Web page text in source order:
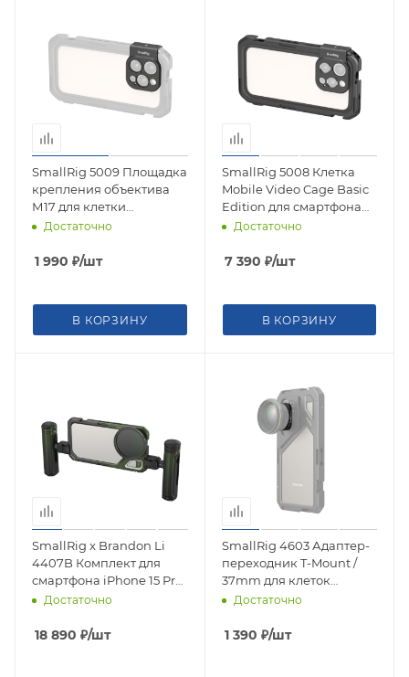
SmallRig 5009 Площадка
крепления объектива
М17 для клетки
смартфона iPhone 16 Pro
Достаточно
1 990 ₽/шт
В КОРЗИНУ
SmallRig 5008 Клетка
Mobile Video Cage Basic
Edition для смартфона
iPhone 16 Pro
Достаточно
7 390 ₽/шт
В КОРЗИНУ
SmallRig x Brandon Li
4407B Комплект для
смартфона iPhone 15 Pro
Max, клетка, боковые
Достаточно
18 890 ₽/шт
SmallRig 4603 Адаптер-
переходник T-Mount /
37mm для клеток
смартфонов Universal
Достаточно
1 390 ₽/шт